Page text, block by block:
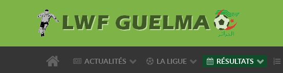
ACTUALITÉS LA LIGUE RÉSULTATS